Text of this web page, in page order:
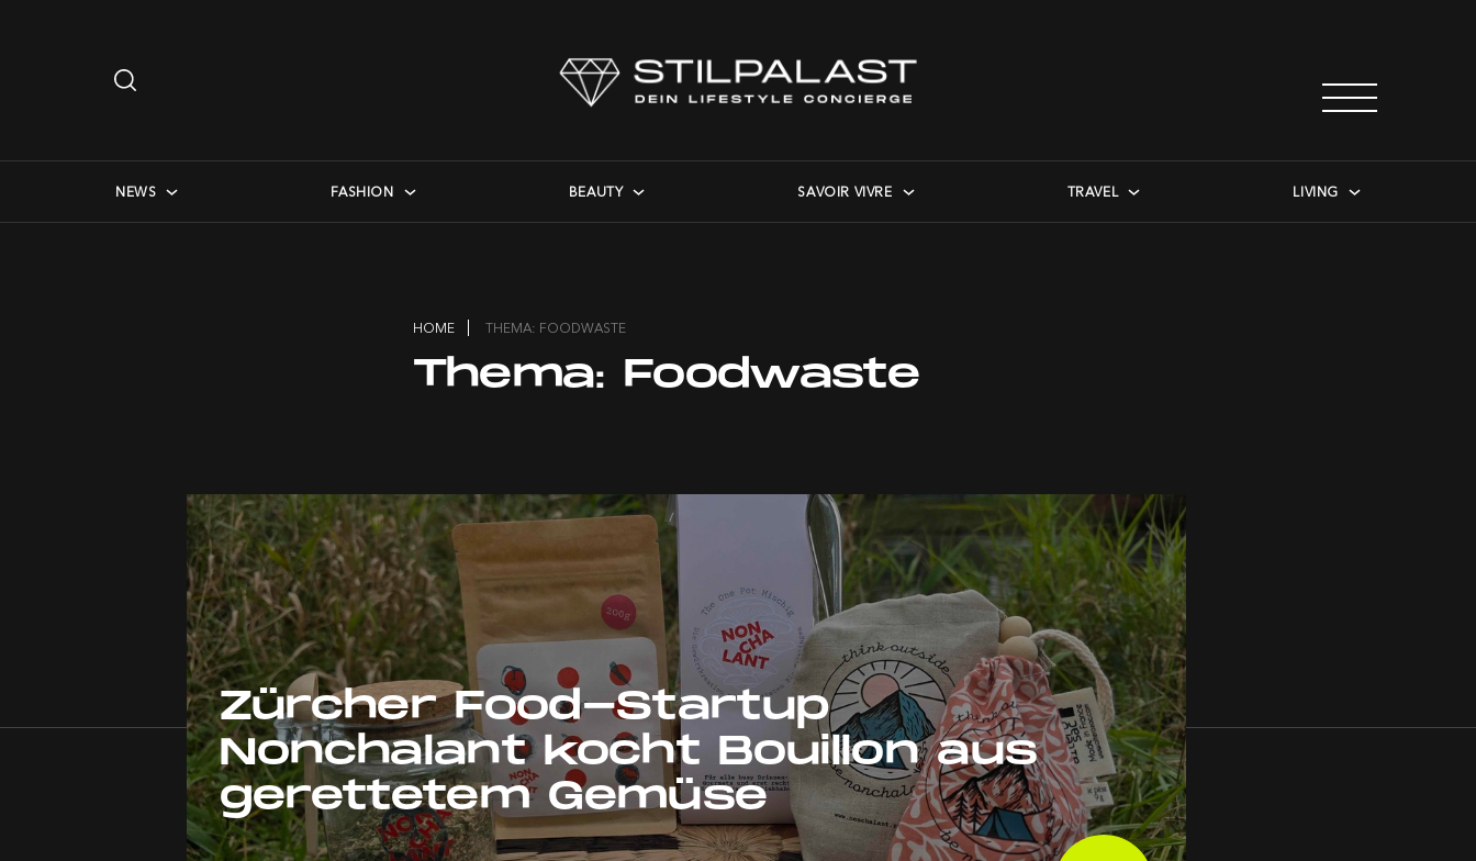
…
NEWS FASHION BEAUTY SAVOIR VIVRE TRAVEL LIVING
HOME THEMA: FOODWASTE
Thema: Foodwaste
Zürcher Food-Startup
Nonchalant kocht Bouillon aus
gerettetem Gemüse